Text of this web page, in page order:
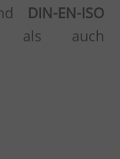
DIN-EN-ISO
als auch